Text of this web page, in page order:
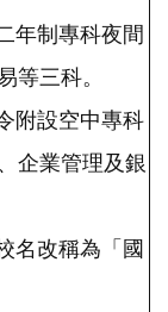
年制專科夜間
等三科。
附設空中專科
企業管理及銀
名改稱為「國